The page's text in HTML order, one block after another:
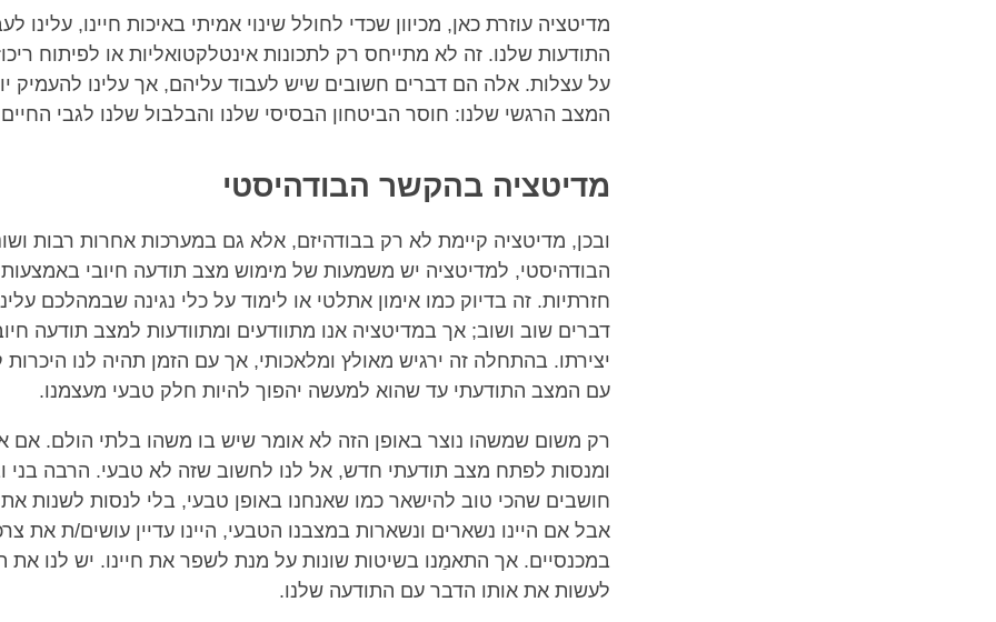
מדיטציה עוזרת כאן, מכיוון שכדי לחולל שינוי אמיתי באיכות חיינו, עלינו
התודעות שלנו. זה לא מתייחס רק לתכונות אינטלקטואליות או לפיתוח
על עצלות. אלה הם דברים חשובים שיש לעבוד עליהם, אך עלינו להעמיק
המצב הרגשי שלנו: חוסר הביטחון הבסיסי שלנו והבלבול שלנו לגבי
מדיטציה בהקשר הבודהיסטי
ובכן, מדיטציה קיימת לא רק בבודהיזם, אלא גם במערכות אחרות רבות
הבודהיסטי, למדיטציה יש משמעות של מימוש מצב תודעה חיובי
חזרתיות. זה בדיוק כמו אימון אתלטי או לימוד על כלי נגינה שבמהלכם
דברים שוב ושוב; אך במדיטציה אנו מתוודעים ומתוודעות למצב תודעה
יצירתו. בהתחלה זה ירגיש מאולץ ומלאכותי, אך עם הזמן תהיה לנו
עם המצב התודעתי עד שהוא למעשה יהפוך להיות חלק טבעי מעצמנו.
רק משום שמשהו נוצר באופן הזה לא אומר שיש בו משהו בלתי הולם. אם
ומנסות לפתח מצב תודעתי חדש, אל לנו לחשוב שזה לא טבעי. הרבה בני
חושבים שהכי טוב להישאר כמו שאנחנו באופן טבעי, בלי לנסות לשנות
אבל אם היינו נשארים ונשארות במצבנו הטבעי, היינו עדיין עושים/ת את
במכנסיים. אך התאמַנו בשיטות שונות על מנת לשפר את חיינו. יש לנו את
לעשות את אותו הדבר עם התודעה שלנו.